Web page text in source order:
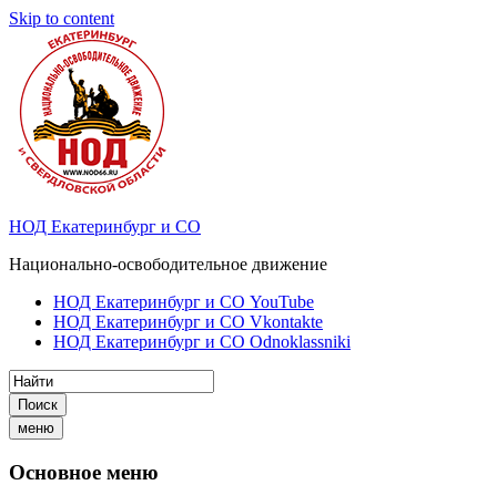
Skip to content
НОД Екатеринбург и СО
Национально-освободительное движение
НОД Екатеринбург и СО YouTube
НОД Екатеринбург и СО Vkontakte
НОД Екатеринбург и СО Odnoklassniki
Поиск
меню
Основное меню